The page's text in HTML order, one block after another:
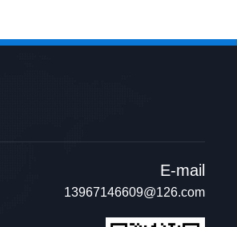
E-mail
13967146609@126.com